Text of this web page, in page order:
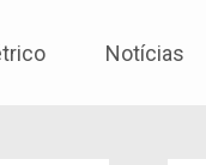
Notícias